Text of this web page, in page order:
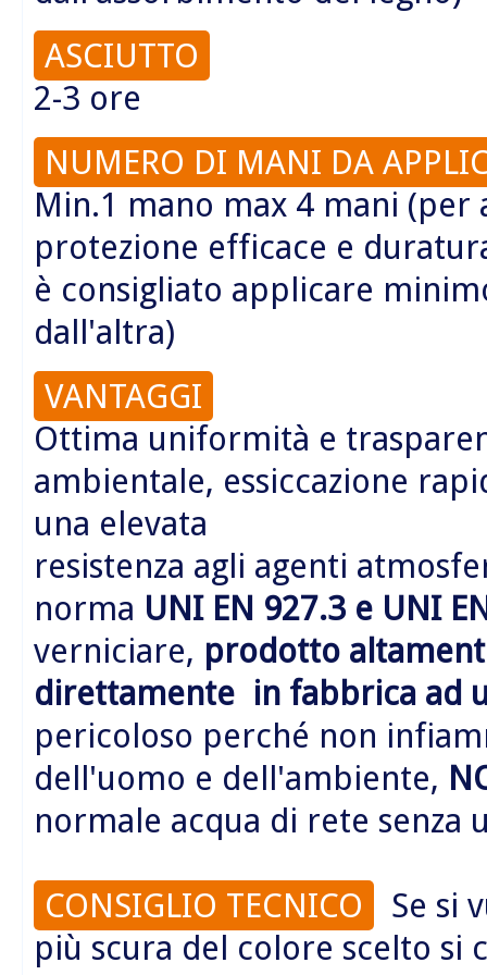
ASCIUTTO
2-3 ore
NUMERO DI MANI DA
Min.1 mano max 4 mani (per
protezione efficace e
è consigliato applicare
dall'altra)
VANTAGGI
Ottima uniformità e
ambientale, essiccazione
una elevata
resistenza agli agenti
norma UNI EN 927.3 e UNI
verniciare, prodotto
direttamente in fabbrica ad
pericoloso perché non
dell'uomo e dell'ambiente,
normale acqua di rete senza
CONSIGLIO TECNICO
Se si
più scura del colore scelto si